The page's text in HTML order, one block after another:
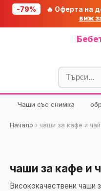
-79% 🔥 Оферта на
виж
🧮
🔍
🎁
Чаши със снимка
Начало › чаши за кафе и чай
чаши за кафе и
Висококачествени чаши